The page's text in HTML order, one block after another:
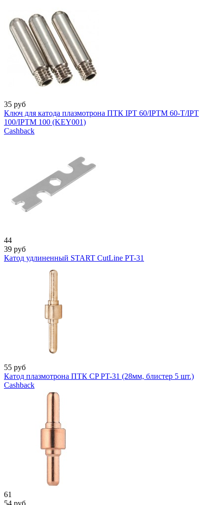
35 руб
Ключ для катода плазмотрона ПТК IPT 60/IPTM 60-T/IPT
100/IPTM 100 (KEY001)
Cashback
44
39 руб
Катод удлиненный START CutLine PT-31
55 руб
Катод плазмотрона ПТК CP PT-31 (28мм, блистер 5 шт.)
Cashback
61